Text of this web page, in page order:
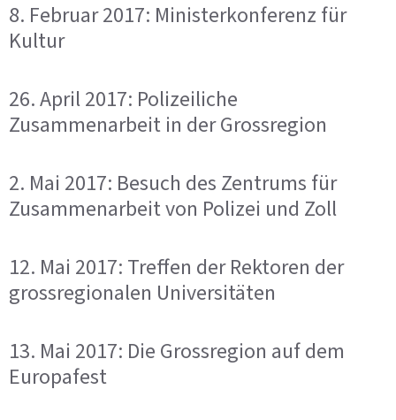
8. Februar 2017: Ministerkonferenz für
Kultur
26. April 2017: Polizeiliche
Zusammenarbeit in der Grossregion
2. Mai 2017: Besuch des Zentrums für
Zusammenarbeit von Polizei und Zoll
12. Mai 2017: Treffen der Rektoren der
grossregionalen Universitäten
13. Mai 2017: Die Grossregion auf dem
Europafest